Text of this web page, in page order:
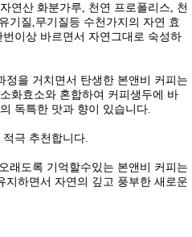
연산 화분가루, 천연 프로폴리스, 천
기질,무기질등 수천가지의 자연 효
이상 바르면서 자연그대로 숙성하
정을 거치면서 탄생한 본앤비 커피는
화효소와 혼합하여 커피생두에 바
독특한 맛과 향이 있습니다.
극 추천합니다.
래도록 기억할수있는 본앤비 커피는
지하면서 자연의 깊고 풍부한 새로운